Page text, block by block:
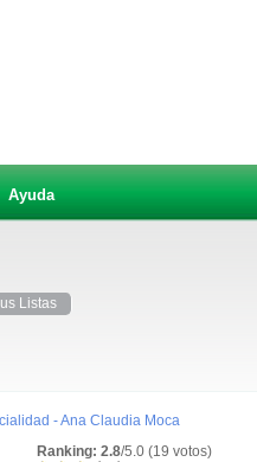
Ayuda
Listas
- Ana Claudia Moca
Ranking: 2.8/5.0 (19 votos)